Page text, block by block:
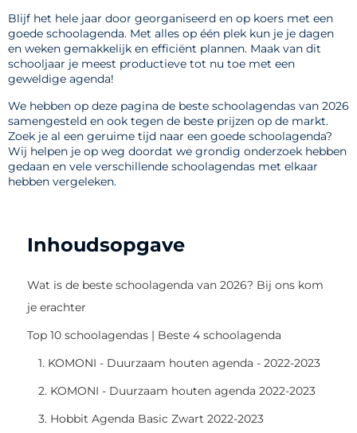
Blijf het hele jaar door georganiseerd en op koers met een
goede schoolagenda. Met alles op één plek kun je je dagen
en weken gemakkelijk en efficiënt plannen. Maak van dit
schooljaar je meest productieve tot nu toe met een
geweldige agenda!
We hebben op deze pagina de beste schoolagendas van 2026
samengesteld en ook tegen de beste prijzen op de markt.
Zoek je al een geruime tijd naar een goede schoolagenda?
Wij helpen je op weg doordat we grondig onderzoek hebben
gedaan en vele verschillende schoolagendas met elkaar
hebben vergeleken.
Inhoudsopgave
Wat is de beste schoolagenda van 2026? Bij ons kom
je erachter
Top 10 schoolagendas | Beste 4 schoolagenda
1. KOMONI - Duurzaam houten agenda - 2022-2023
2. KOMONI - Duurzaam houten agenda 2022-2023
3. Hobbit Agenda Basic Zwart 2022-2023